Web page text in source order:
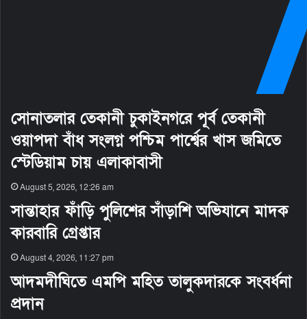
সোনাতলার তেকানী চুকাইনগরে পূর্ব তেকানী
ওয়াপদা বাঁধ সংলগ্ন পশ্চিম পার্শ্বের খাস জমিতে
স্টেডিয়াম চায় এলাকাবাসী
August 5, 2026, 12:26 am
সান্তাহার ফাঁড়ি পুলিশের সাঁড়াশি অভিযানে মাদক
কারবারি গ্রেপ্তার
August 4, 2026, 11:27 pm
আদমদীঘিতে এমপি মহিত তালুকদারকে সংবর্ধনা
প্রদান